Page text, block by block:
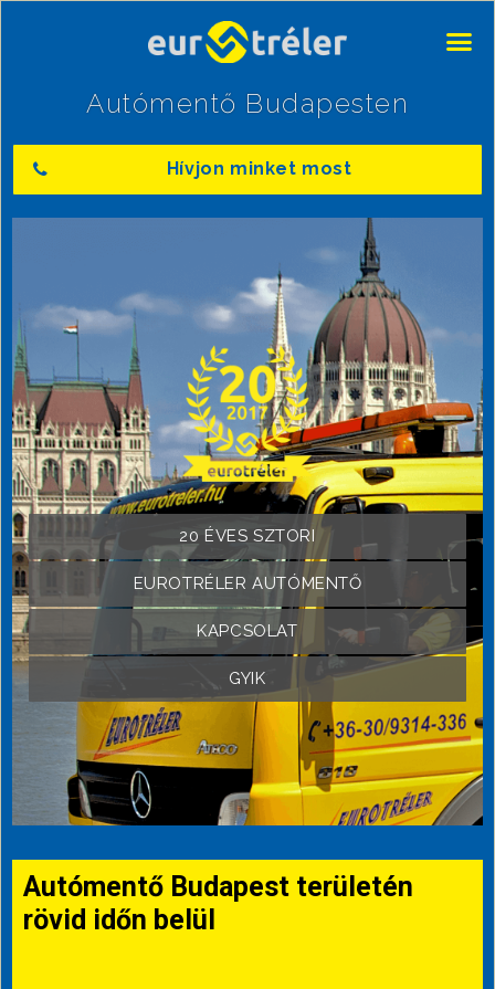
Autómentő Budapesten
Hívjon minket most
20 ÉVES SZTORI
EUROTRÉLER AUTÓMENTŐ
KAPCSOLAT
GYIK
Autómentő Budapest területén
rövid időn belül